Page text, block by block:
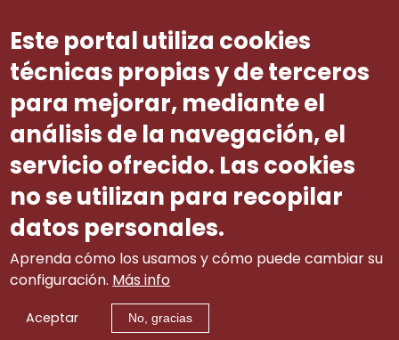
emprego naquelas empresas nas
que concorra un risco de concurso
de acredores nos termos do artigo
52. Da lei 22/2003, de 9 de xullo,
concursal.
Número ditame
24
Este portal utiliza cookies
técnicas propias y de terceros
para mejorar, mediante el
análisis de la navegación, el
servicio ofrecido. Las cookies
no se utilizan para recopilar
datos personales.
Aprenda cómo los usamos y cómo puede cambiar su
configuración. Más info
Aceptar No, gracias